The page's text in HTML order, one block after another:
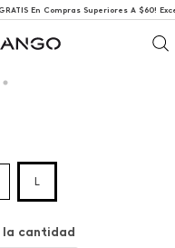
En Compras Superiores A $60!
L